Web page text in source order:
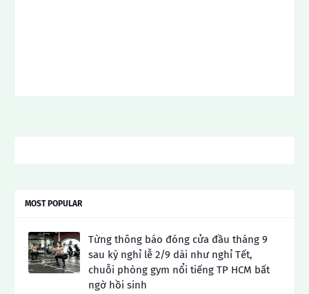
MOST POPULAR
Từng thông báo đóng cửa đầu tháng 9
sau kỳ nghỉ lễ 2/9 dài như nghỉ Tết,
chuỗi phòng gym nổi tiếng TP HCM bất
ngờ hồi sinh